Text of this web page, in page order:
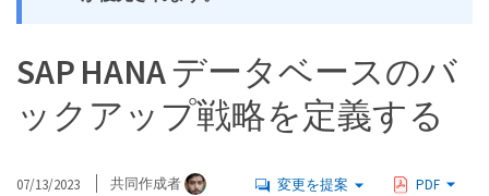
SAP HANA データベースのバ
ックアップ戦略を定義する
07/13/2023 共同作成者 変更を提案 PDF